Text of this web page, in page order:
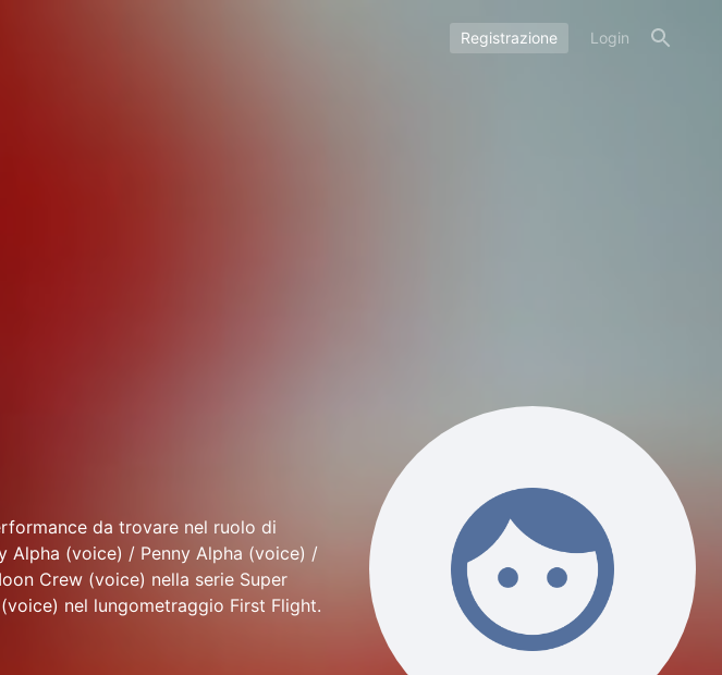
Registrazione Login
da trovare nel ruolo di
Alpha (voice) / Penny Alpha (voice) /
Crew (voice) nella serie Super
nel lungometraggio First Flight.